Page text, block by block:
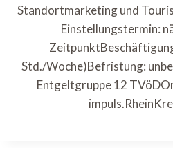
Standortmarketing und
Einstellungstermin:
Std./Woche)Befristung:
Entgeltgruppe 12